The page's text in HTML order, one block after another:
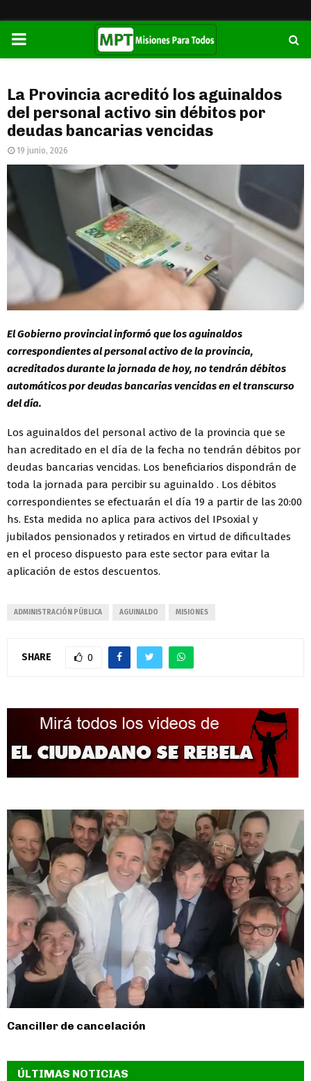
PRIMARY
La Provincia acreditó los aguinaldos
del personal activo sin débitos por
deudas bancarias vencidas
19 junio, 2026
El Gobierno provincial informó que los aguinaldos
correspondientes al personal activo de la provincia,
acreditados durante la jornada de hoy, no tendrán débitos
automáticos por deudas bancarias vencidas en el transcurso
del día.
Los aguinaldos del personal activo de la provincia que se
han acreditado en el día de la fecha no tendrán débitos por
deudas bancarias vencidas. Los beneficiarios dispondrán de
toda la jornada para percibir su aguinaldo . Los débitos
correspondientes se efectuarán el día 19 a partir de las 20:00
hs. Esta medida no aplica para activos del IPsoxial y
jubilados pensionados y retirados en virtud de dificultades
en el proceso dispuesto para este sector para evitar la
aplicación de estos descuentos.
ADMINISTRACIÓN PÚBLICA AGUINALDO MISIONES
SHARE 0
Canciller de cancelación
ÚLTIMAS NOTICIAS